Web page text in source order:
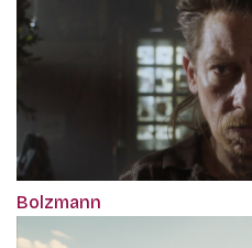
Bolzmann